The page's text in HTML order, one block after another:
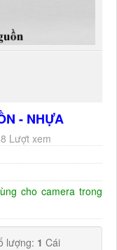
- NHỰA
Lượt xem
cho camera trong
lượng: 1 Cái